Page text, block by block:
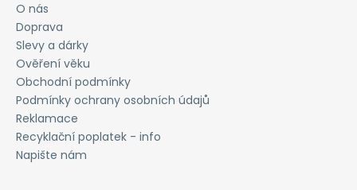
O nás
Doprava
Slevy a dárky
Ověření věku
Obchodní podmínky
Podmínky ochrany osobních údajů
Reklamace
Recyklační poplatek - info
Napište nám